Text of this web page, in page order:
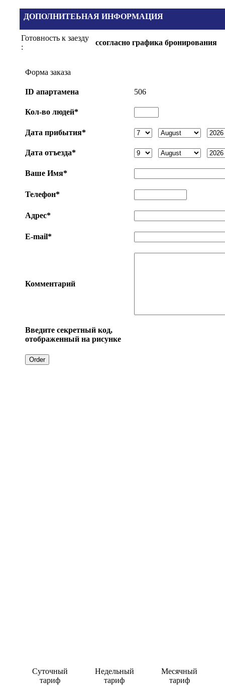
ДОПОЛНИТЕЬНАЯ ИНФОРМАЦИЯ
Готовность к заезду
:
cсогласно графика бронирования
Форма заказа
ID апартаменa 506
Кол-во людей*
Дата прибытия*
Дата отъезда*
Ваше Имя*
Телефон*
Адрес*
E-mail*
Комментарий
Введите секретный код,
отображенный на рисунке
Суточный
тариф
Недельный
тариф
Месячный
тариф